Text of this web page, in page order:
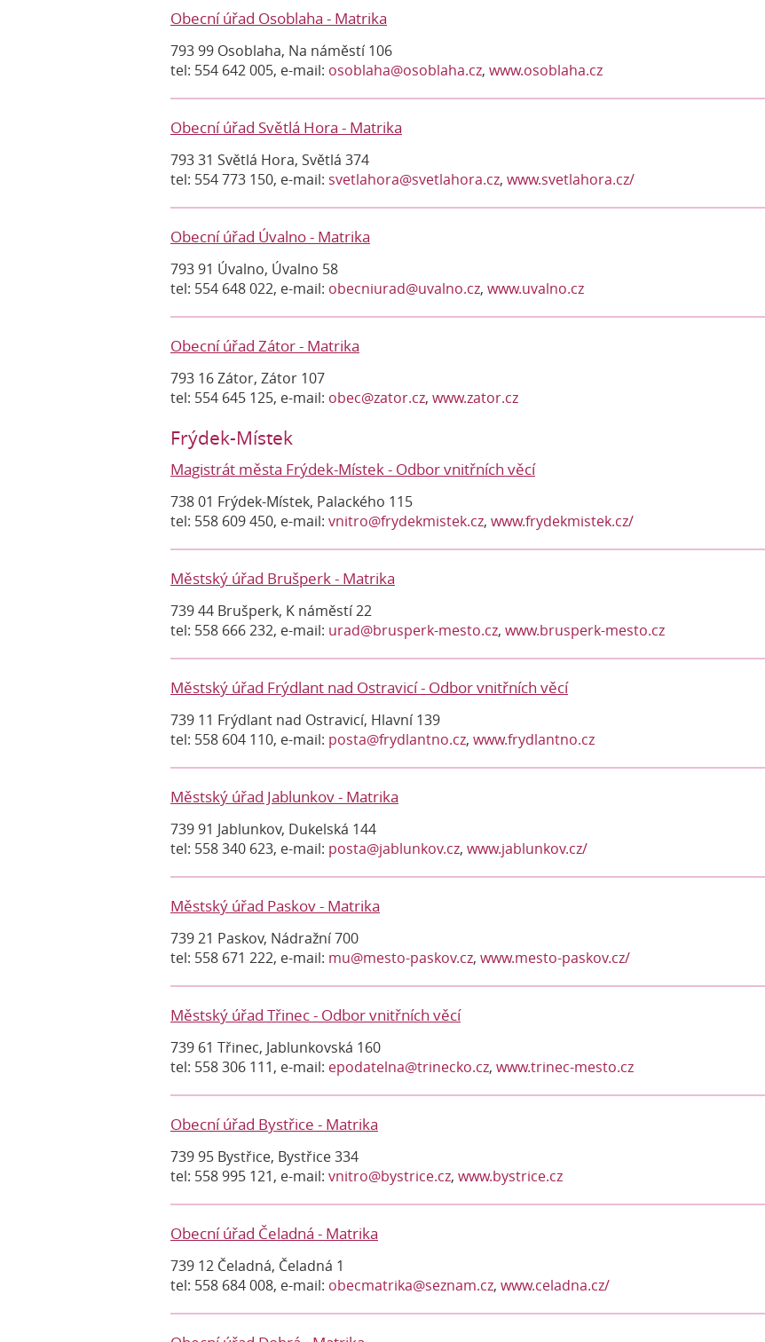
Obecní úřad Osoblaha - Matrika
793 99 Osoblaha, Na náměstí 106
tel: 554 642 005, e-mail: osoblaha@osoblaha.cz, www.osoblaha.cz
Obecní úřad Světlá Hora - Matrika
793 31 Světlá Hora, Světlá 374
tel: 554 773 150, e-mail: svetlahora@svetlahora.cz, www.svetlahora.cz/
Obecní úřad Úvalno - Matrika
793 91 Úvalno, Úvalno 58
tel: 554 648 022, e-mail: obecniurad@uvalno.cz, www.uvalno.cz
Obecní úřad Zátor - Matrika
793 16 Zátor, Zátor 107
tel: 554 645 125, e-mail: obec@zator.cz, www.zator.cz
Frýdek-Místek
Magistrát města Frýdek-Místek - Odbor vnitřních věcí
738 01 Frýdek-Místek, Palackého 115
tel: 558 609 450, e-mail: vnitro@frydekmistek.cz, www.frydekmistek.cz/
Městský úřad Brušperk - Matrika
739 44 Brušperk, K náměstí 22
tel: 558 666 232, e-mail: urad@brusperk-mesto.cz, www.brusperk-mesto.cz
Městský úřad Frýdlant nad Ostravicí - Odbor vnitřních věcí
739 11 Frýdlant nad Ostravicí, Hlavní 139
tel: 558 604 110, e-mail: posta@frydlantno.cz, www.frydlantno.cz
Městský úřad Jablunkov - Matrika
739 91 Jablunkov, Dukelská 144
tel: 558 340 623, e-mail: posta@jablunkov.cz, www.jablunkov.cz/
Městský úřad Paskov - Matrika
739 21 Paskov, Nádražní 700
tel: 558 671 222, e-mail: mu@mesto-paskov.cz, www.mesto-paskov.cz/
Městský úřad Třinec - Odbor vnitřních věcí
739 61 Třinec, Jablunkovská 160
tel: 558 306 111, e-mail: epodatelna@trinecko.cz, www.trinec-mesto.cz
Obecní úřad Bystřice - Matrika
739 95 Bystřice, Bystřice 334
tel: 558 995 121, e-mail: vnitro@bystrice.cz, www.bystrice.cz
Obecní úřad Čeladná - Matrika
739 12 Čeladná, Čeladná 1
tel: 558 684 008, e-mail: obecmatrika@seznam.cz, www.celadna.cz/